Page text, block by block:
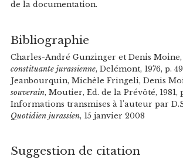
de la documentation.
Bibliographie
Charles-André Gunzinger et Denis Moine,
constituante jurassienne, Delémont, 1976, p.
Jeanbourquin, Michèle Fringeli, Denis
souverain, Moutier, Ed. de la Prévôté, 1981,
Informations transmises à l'auteur par
Quotidien jurassien, 15 janvier 2008
Suggestion de citation